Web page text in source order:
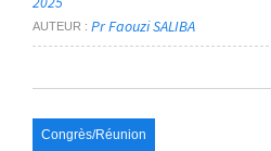
AUTEUR Pr Faouzi SALIBA
Congrès/Réunion